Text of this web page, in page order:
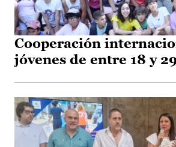
Cooperación
jóvenes de entre 18 y